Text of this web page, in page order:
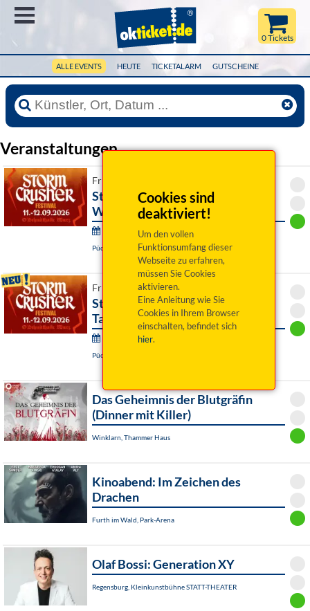
ALLE EVENTS HEUTE TICKETALARM GUTSCHEINE
0 Tickets
Cookies sind
deaktiviert!
Um den vollen
Funktionsumfang dieser
Webseite zu erfahren,
müssen Sie Cookies
aktivieren.
Eine Anleitung wie Sie
Cookies in Ihrem Browser
einschalten, befindet sich
hier.
Veranstaltungen
Fr 11. September 2026 14:00 Uhr
Storm Crusher Festival 2026 -
Wochenendticket
Storm Crusher Festival:
Püchersreuth / OT Wurz, Wurzer O`Schnitt-Halle
Fr 11. September 2026 14:30 Uhr
Storm Crusher Festival 2026 -
Tagesticket Freitag
Storm Crusher Festival:
Püchersreuth / OT Wurz, Wurzer O`Schnitt-Halle
Das Geheimnis der Blutgräfin
(Dinner mit Killer)
Winklarn, Thammer Haus
Kinoabend: Im Zeichen des
Drachen
Furth im Wald, Park-Arena
Olaf Bossi: Generation XY
Regensburg, Kleinkunstbühne STATT-THEATER